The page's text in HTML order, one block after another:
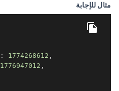
مثال للإجابة
: 1774268612 ,
1776947012 ,